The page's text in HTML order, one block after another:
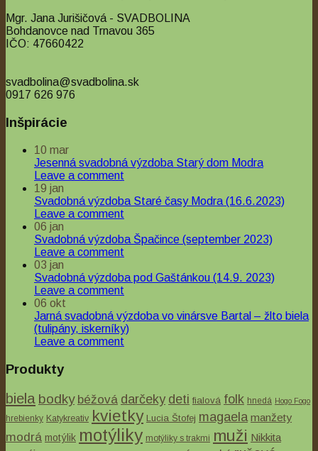
Quick View
Svadobní hostia
Detský set „Žĺtko junior“
€18.00
Mgr. Jana Jurišičová - SVADBOLINA
Bohdanovce nad Trnavou 365
IČO: 47660422
svadbolina@svadbolina.sk
0917 626 976
Inšpirácie
10 mar
Jesenná svadobná výzdoba Starý dom Modra
Leave a comment
19 jan
Svadobná výzdoba Staré časy Modra (16.6.2023)
Leave a comment
06 jan
Svadobná výzdoba Špačince (september 2023)
Leave a comment
03 jan
Svadobná výzdoba pod Gaštánkou (14.9. 2023)
Leave a comment
06 okt
Jarná svadobná výzdoba vo vinársve Bartal – žlto biela
(tulipány, iskerníky)
Leave a comment
Produkty
biela bodky béžová darčeky deti fialová folk hnedá Hogo Fogo
hrebienky Katykreativ kvietky Lucia Štofej magaela manžety
modrá motýlik motýliky motýliky s trakmi muži Nikkita